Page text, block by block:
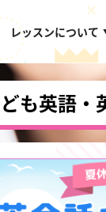
レッスンについて
も英語・